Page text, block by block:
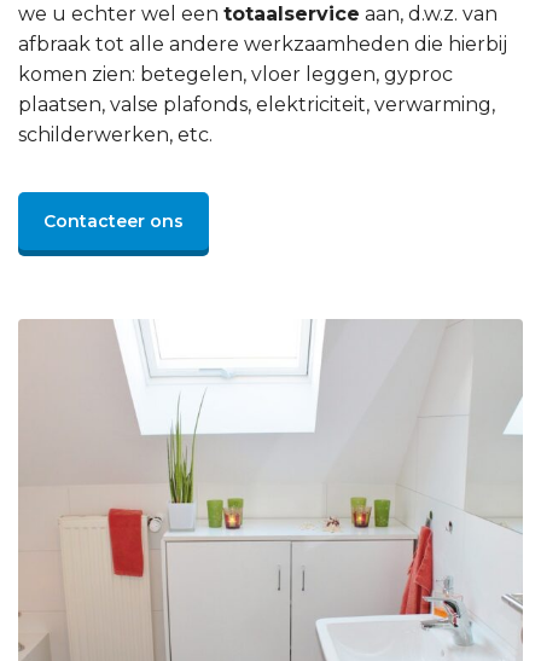
we u echter wel een totaalservice aan, d.w.z. van
afbraak tot alle andere werkzaamheden die hierbij
komen zien: betegelen, vloer leggen, gyproc
plaatsen, valse plafonds, elektriciteit, verwarming,
schilderwerken, etc.
Contacteer ons